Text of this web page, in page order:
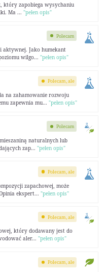
który zapobiega wysychaniu
Ma ... "pełen opis"
Jako humekant
wilgo... "pełen opis"
Polecam
na zahamowanie rozwoju
zapewnia mu... "pełen opis"
Polecam, ale
naturalnych lub
zap... "pełen opis"
Polecam
zapachowej, może
ekspert... "pełen opis"
Polecam, ale
który dodawany jest do
aler... "pełen opis"
Polecam, ale
Polecam, ale